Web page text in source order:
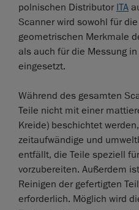
polnischen Distributor ITA
Scanner wird sowohl für
geometrischen Merkmale
als auch für die Messung
eingesetzt.
Während des gesamten
Teile nicht mit einer
Kreide) beschichtet
zeitaufwändige und
entfällt, die Teile speziell
vorzubereiten. Außerdem
Reinigen der gefertigten
erforderlich. Möglich wird